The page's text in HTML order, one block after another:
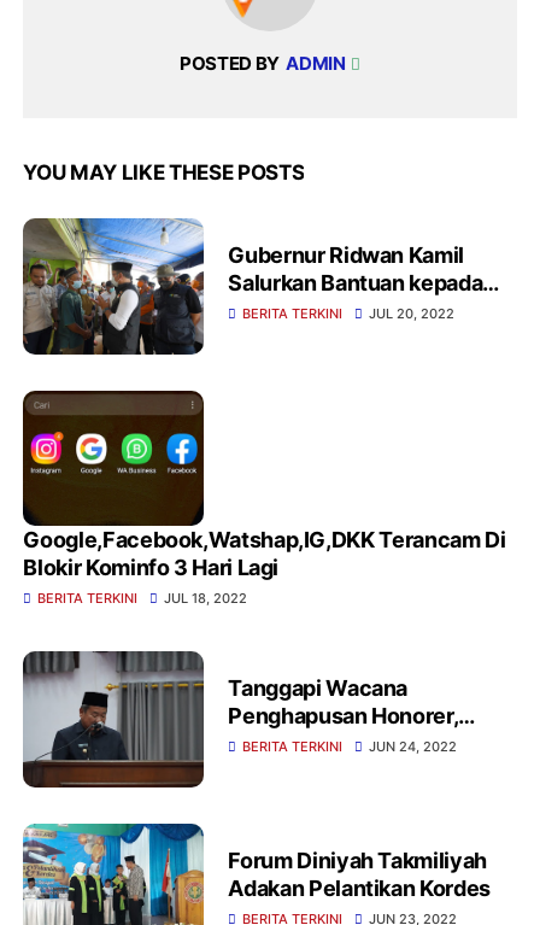
POSTED BY ADMIN
YOU MAY LIKE THESE POSTS
Gubernur Ridwan Kamil
Salurkan Bantuan kepada
Warga Bogor Terdampak
BERITA TERKINI JUL 20, 2022
Google,Facebook,Watshap,IG,DKK Terancam Di
Blokir Kominfo 3 Hari Lagi
BERITA TERKINI JUL 18, 2022
Tanggapi Wacana
Penghapusan Honorer,
Bupati Garut : Ini harus
BERITA TERKINI JUN 24, 2022
Forum Diniyah Takmiliyah
Adakan Pelantikan Kordes
BERITA TERKINI JUN 23, 2022